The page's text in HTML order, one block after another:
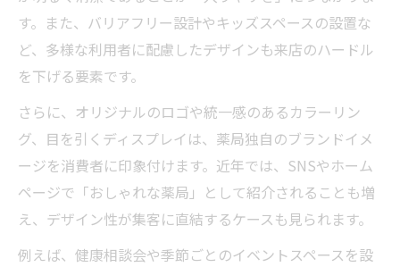
す。また、バリアフリー設計やキッズスペースの設置な
ど、多様な利用者に配慮したデザインも来店のハードル
を下げる要素です。
さらに、オリジナルのロゴや統一感のあるカラーリン
グ、目を引くディスプレイは、薬局独自のブランドイメ
ージを消費者に印象付けます。近年では、SNSやホーム
ページで「おしゃれな薬局」として紹介されることも増
え、デザイン性が集客に直結するケースも見られます。
例えば、健康相談会や季節ごとのイベントスペースを設